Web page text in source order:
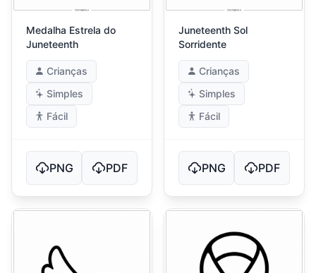
Medalha Estrela do
Juneteenth
Crianças
Simples
Fácil
PNG PDF
Juneteenth Sol
Sorridente
Crianças
Simples
Fácil
PNG PDF